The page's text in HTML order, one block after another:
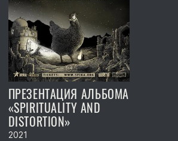
ПРЕЗЕНТАЦИЯ АЛЬБОМА
«SPIRITUALITY AND
DISTORTION»
2021